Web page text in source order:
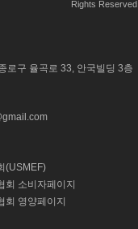
Rights Reserved
로구 율곡로 33, 안국빌딩 3층
(USMEF)
회 소비자페이지
회 영양페이지